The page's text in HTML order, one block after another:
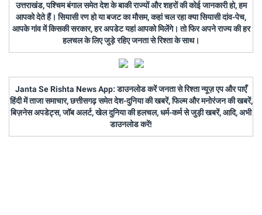
उत्तराखंड, पश्चिम बंगाल समेत देश के बाकी राज्यों और शहरों की कोई जानकारी हो, हम
आपको देते हैं। सियासी रण हो या बजट का मौसम, कहां चल रहा क्या सियासी दांव-पेच,
आपके गांव में किसकी सरकार, हर अपडेट यहां आपको मिलेंगे। तो फिर अपने राज्य की हर
हलचल के लिए जुड़े रहिए जनता से रिश्ता के साथ।
Janta Se Rishta News App: डाउनलोड करें जनता से रिश्ता न्यूज़ एप और पाएँ
हिंदी में ताजा समाचार, छत्तीसगढ़ समेत देश-दुनिया की खबरें, फिल्म और मनोरंजन की खबरें,
बिज़नेस अपडेट्स, जॉब अलर्ट, खेल दुनिया की हलचल, धर्म-कर्म से जुड़ी खबरें, आदि, अभी
डाउनलोड करें!